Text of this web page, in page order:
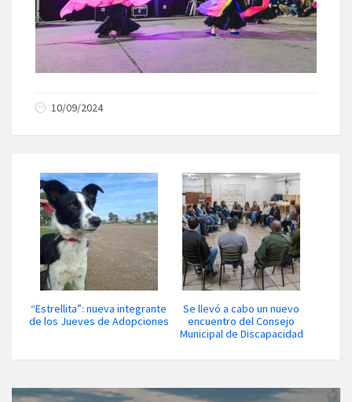
10/09/2024
“Estrellita”: nueva integrante
de los Jueves de Adopciones
Se llevó a cabo un nuevo
encuentro del Consejo
Municipal de Discapacidad